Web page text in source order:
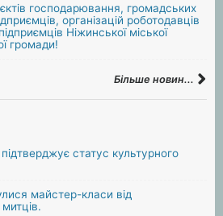
господарювання, громадських
організацій роботодавців
Ніжинської міської
громади!
Більше новин...
статус культурного
майстер-класи від
митців.